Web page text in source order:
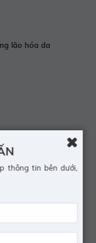
lão hóa da
thông tin bên dưới,